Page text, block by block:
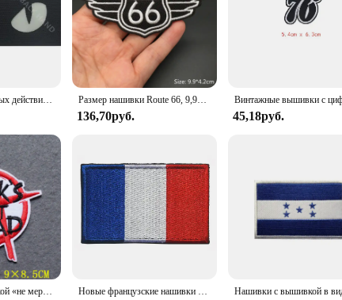
Пластырь для боевых действий «кошачий глаз» Размер нашивки Route 66, 9,9x4,2 см, железная нашивка для одежды, полосатая аппликация, наклейка для шитья одежды, украшение своими руками, значок с вышивкой
136,70руб. 45,18руб.
Нашивки с вышивкой «не мертвецы» на одежде Новые французские нашивки с инфракрасной вышивкой, Военная Тактическая нашивка, нейлоновые Светоотражающие эмблемы с французским флагом, вышитые значки